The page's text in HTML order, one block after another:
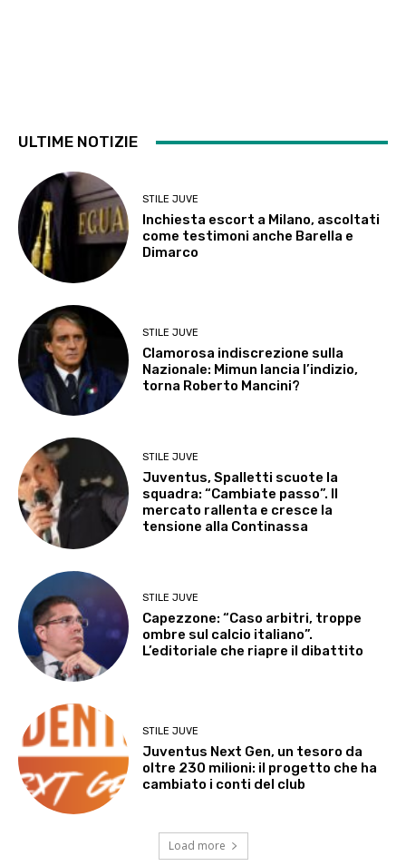
ULTIME NOTIZIE
STILE JUVE
Inchiesta escort a Milano, ascoltati
come testimoni anche Barella e
Dimarco
STILE JUVE
Clamorosa indiscrezione sulla
Nazionale: Mimun lancia l’indizio,
torna Roberto Mancini?
STILE JUVE
Juventus, Spalletti scuote la
squadra: “Cambiate passo”. Il
mercato rallenta e cresce la
tensione alla Continassa
STILE JUVE
Capezzone: “Caso arbitri, troppe
ombre sul calcio italiano”.
L’editoriale che riapre il dibattito
STILE JUVE
Juventus Next Gen, un tesoro da
oltre 230 milioni: il progetto che ha
cambiato i conti del club
Load more